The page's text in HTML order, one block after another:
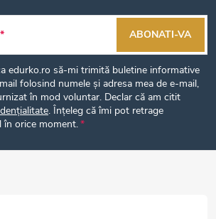
edurko.ro să-mi trimită buletine informative
folosind numele și adresa mea de e-mail,
în mod voluntar. Declar că am citit
. Înțeleg că îmi pot retrage
orice moment.
ABONATI-VA